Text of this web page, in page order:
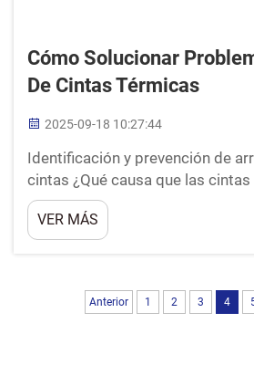
Cómo Solucionar
De Cintas Térmicas
2025-09-18 10:27:44
Identificación y prevención de
cintas ¿Qué causa que las
rompan durante la impresión
daños en las cintas, el
encabeza la lista. Colocar las
VER MÁS
Anterior 1 2 3 4